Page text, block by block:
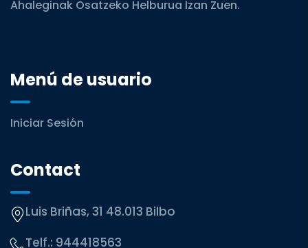
Ahaleginak Osatzeko Helburua Izan Zuen.
Menú de usuario
Iniciar Sesión
Contact
Luis Briñas, 31 48.013 Bilbo
Telf.: 944418563